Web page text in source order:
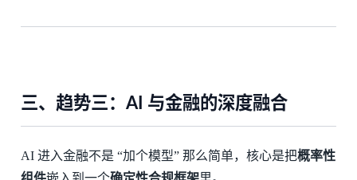
三、趋势三：AI 与金融的深度融合
AI 进入金融不是 “加个模型” 那么简单，核心是把概率性